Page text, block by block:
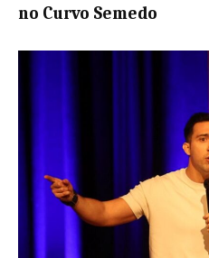
no Curvo Semedo